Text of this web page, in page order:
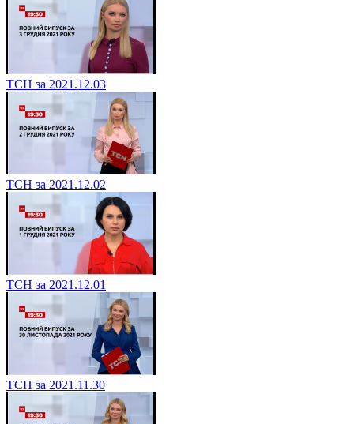
ТСН за 2021.12.03
ТСН за 2021.12.02
ТСН за 2021.12.01
ТСН за 2021.11.30